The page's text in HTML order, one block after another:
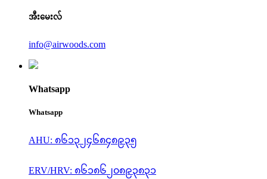
အီးမေးလ်
info@airwoods.com
Whatsapp
Whatsapp
AHU: ၈၆၁၃၂၄၆၈၄၈၉၃၅
ERV/HRV: ၈၆၁၈၆၂၀၈၉၃၈၃၁